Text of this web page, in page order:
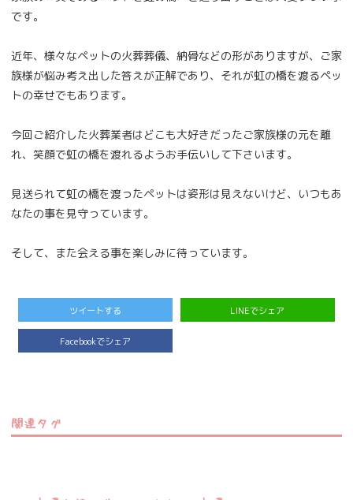
です。
近年、様々なペットの火葬葬儀、納骨などの形がありますが、ご家
族様が悩み考え出した答えが正解であり、それが虹の橋を渡るペッ
トの幸せでもあります。
今回ご紹介した火葬業者はどこも大好きだったご家族様の元を離
れ、笑顔で虹の橋を渡れるようお手伝いして下さいます。
見送られて虹の橋を渡ったペットは姿形は見えないけど、いつもあ
なたの事を見守っています。
そして、また会える事を楽しみに待っています。
ツイートする LINEでシェア
Facebookでシェア
関連タグ